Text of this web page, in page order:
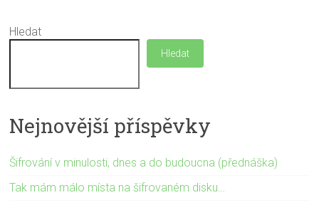
Hledat
Hledat
Nejnovější příspěvky
Šifrování v minulosti, dnes a do budoucna (přednáška)
Tak mám málo místa na šifrovaném disku…